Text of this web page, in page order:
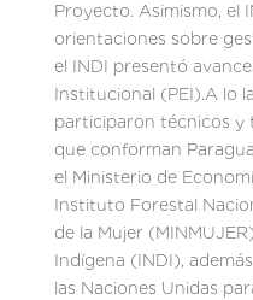
Proyecto. Asimismo, el
orientaciones sobre
el INDI presentó
Institucional (PEI).A lo
participaron técnicos y
que conforman
el Ministerio de
Instituto Forestal
de la Mujer
Indígena (INDI),
las Naciones Unidas